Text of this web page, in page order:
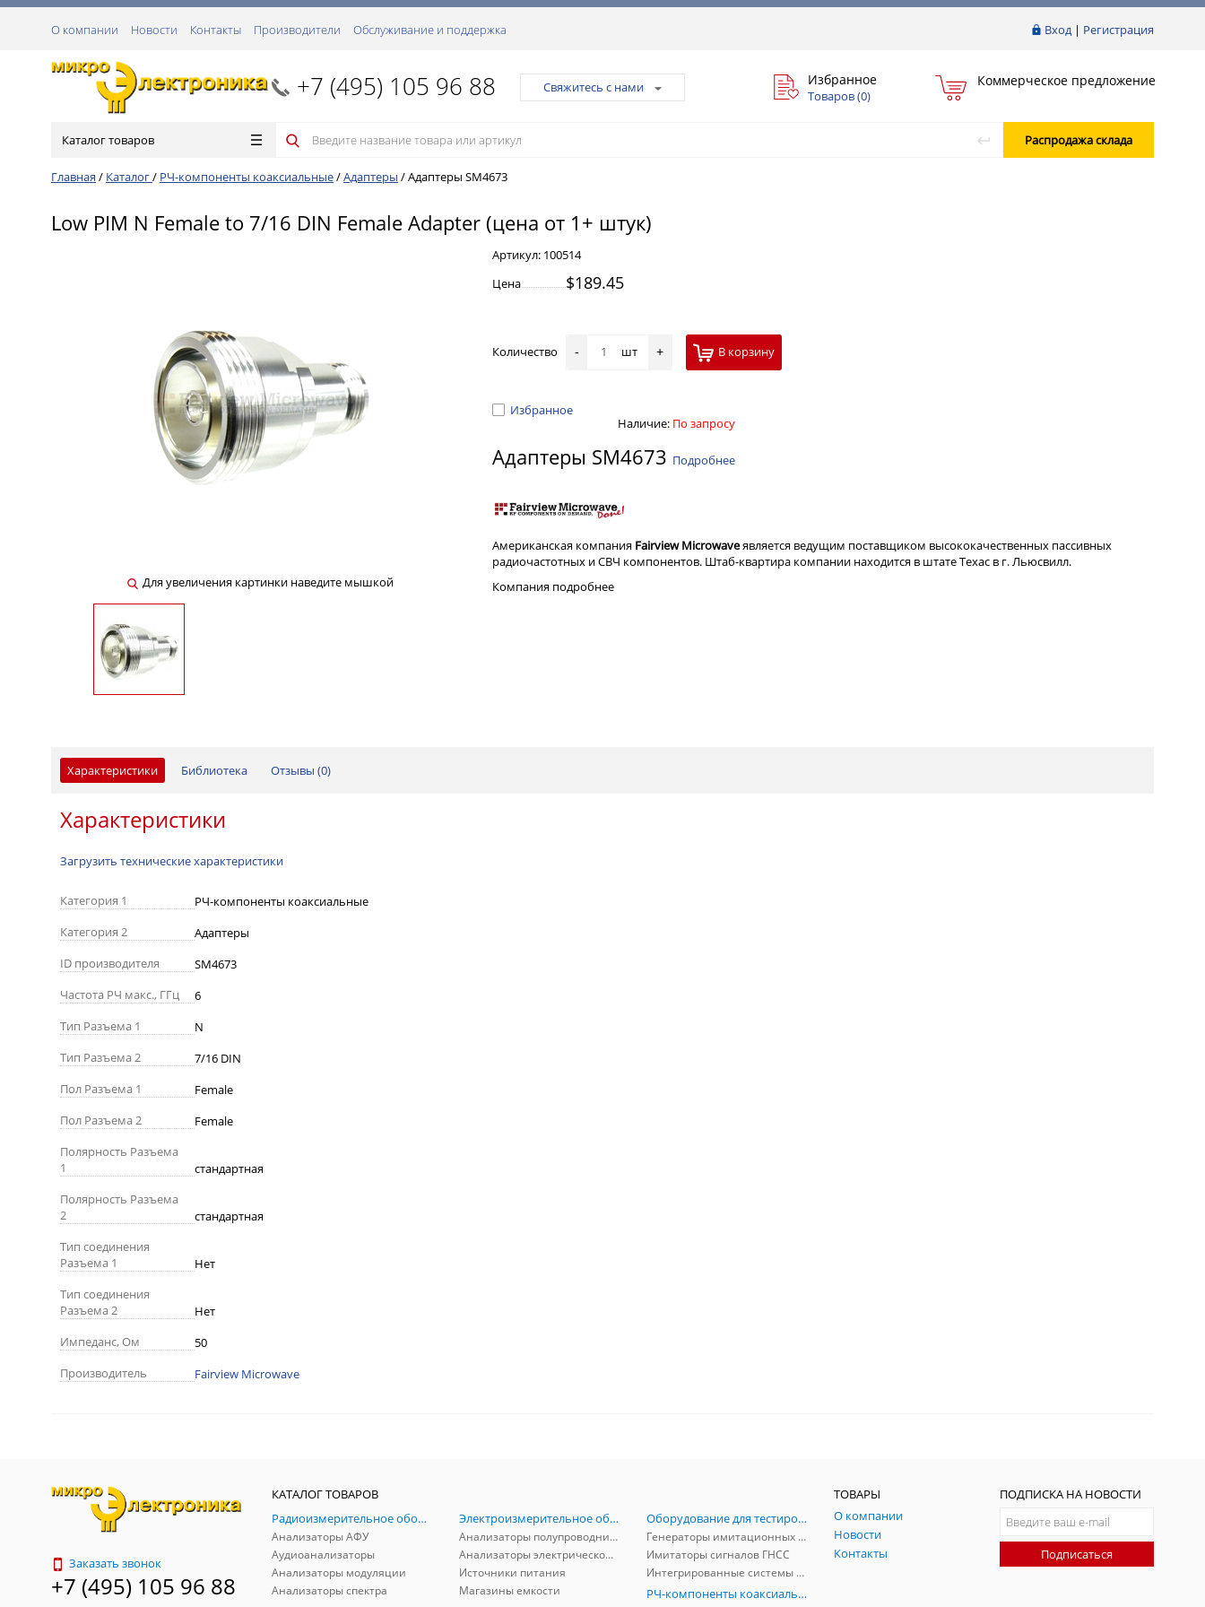
Вход| Регистрация
О компании Новости Контакты Производители Обслуживание и поддержка
+7 (495) 105 96 88 Свяжитесь с нами Избранное
Товаров (0)
Коммерческое предложение
Каталог товаров Распродажа склада
Главная / Каталог/ РЧ-компоненты коаксиальные/Адаптеры /Адаптеры SM4673
Low PIM N Female to 7/16 DIN Female Adapter (цена от 1+ штук)
Для увеличения картинки наведите мышкой
Артикул: 100514
Цена
$189.45
Количество - шт + В корзину
Избранное
Наличие: По запросу
Адаптеры SM4673 Подробнее
Американская компания Fairview Microwaveявляется ведущим поставщиком высококачественных пассивных
радиочастотных и СВЧ компонентов. Штаб-квартира компании находится в штате Техас в г. Льюсвилл.
Компания подробнее
Характеристики Библиотека Отзывы (0)
Характеристики
Загрузить технические характеристики
Категория 1
РЧ-компоненты коаксиальные
Категория 2
Адаптеры
ID производителя
SM4673
Частота РЧ макс., ГГц
6
Тип Разъема 1
N
Тип Разъема 2
7/16 DIN
Пол Разъема 1
Female
Пол Разъема 2
Female
Полярность Разъема
1
стандартная
Полярность Разъема
2
стандартная
Тип соединения
Разъема 1
Нет
Тип соединения
Разъема 2
Нет
Импеданс, Ом
50
Производитель
Fairview Microwave
Заказать звонок
+7 (495) 105 96 88
КАТАЛОГ ТОВАРОВ
Радиоизмерительное оборудование
Анализаторы АФУ
Аудиоанализаторы
Анализаторы модуляции
Анализаторы спектра
Электроизмерительное оборудование
Анализаторы полупроводников
Анализаторы электрической мощности
Источники питания
Магазины емкости
Оборудование для тестирования и симуляции ГНСС
Генераторы имитационных и заградительных помех
Имитаторы сигналов ГНСС
Интегрированные системы защиты от ГНСС-помех
РЧ-компоненты коаксиальные
ТОВАРЫ
О компании
Новости
Контакты
ПОДПИСКА НА НОВОСТИ
Подписаться